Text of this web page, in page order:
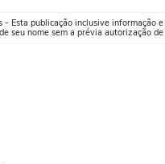
Brasil
- Esta publicação inclusive informação
seu nome sem a prévia autorização